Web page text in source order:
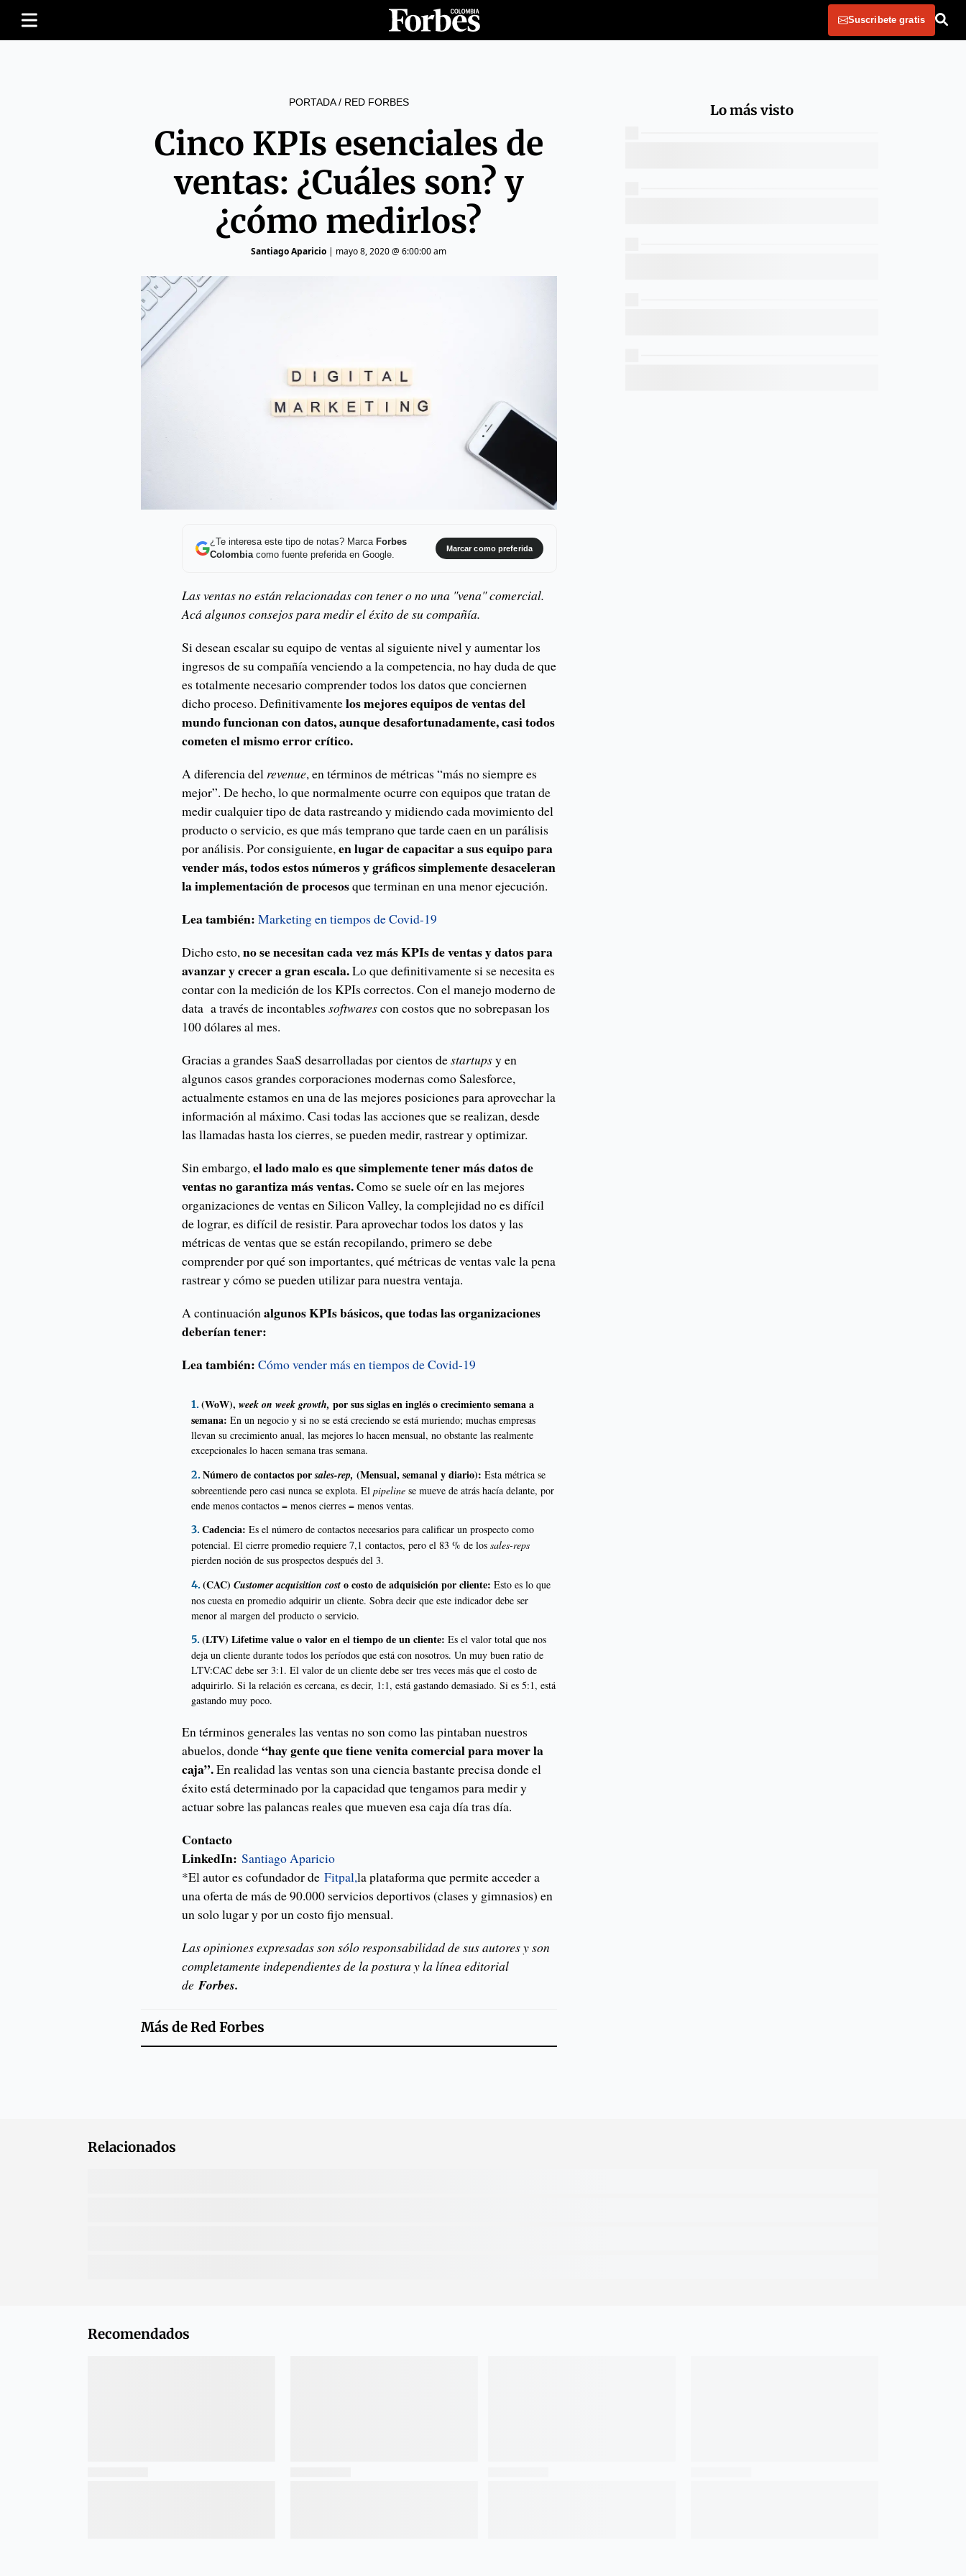
Suscribete gratis
PORTADA/ RED FORBES
Cinco KPIs esenciales de
ventas: ¿Cuáles son? y
¿cómo medirlos?
Santiago Aparicio | mayo 8, 2020 @ 6:00:00 am
¿Te interesa este tipo de notas? Marca Forbes
Colombiacomo fuente preferida en Google.
Marcar como preferida
Las ventas no están relacionadas con tener o no una "vena" comercial.
Acá algunos consejos para medir el éxito de su compañía.
Si desean escalar su equipo de ventas al siguiente nivel y aumentar los
ingresos de su compañía venciendo a la competencia, no hay duda de que
es totalmente necesario comprender todos los datos que conciernen
dicho proceso. Definitivamentelos mejores equipos de ventas del
mundo funcionan con datos, aunque desafortunadamente, casi todos
cometen el mismo error crítico.
A diferencia del revenue, en términos de métricas “más no siempre es
mejor”. De hecho, lo que normalmente ocurre con equipos que tratan de
medir cualquier tipo de data rastreando y midiendo cada movimiento del
producto o servicio, es que más temprano que tarde caen en un parálisis
por análisis. Por consiguiente,en lugar de capacitar a sus equipo para
vender más, todos estos números y gráficos simplemente desaceleran
la implementación de procesosque terminan en una menor ejecución.
Lea también:Marketing en tiempos de Covid-19
Dicho esto,no se necesitan cada vez más KPIs de ventas y datos para
avanzar y crecer a gran escala.Lo que definitivamente si se necesita es
contar con la medición de los KPIs correctos. Con el manejo moderno de
data a través de incontablessoftwarescon costos que no sobrepasan los
100 dólares al mes.
Gracias a grandes SaaS desarrolladas por cientos destartupsy en
algunos casos grandes corporaciones modernas como Salesforce,
actualmente estamos en una de las mejores posiciones para aprovechar la
información al máximo. Casi todas las acciones que se realizan, desde
las llamadas hasta los cierres, se pueden medir, rastrear y optimizar.
Sin embargo,el lado malo es que simplemente tener más datos de
ventas no garantiza más ventas.Como se suele oír en las mejores
organizaciones de ventas en Silicon Valley, la complejidad no es difícil
de lograr, es difícil de resistir. Para aprovechar todos los datos y las
métricas de ventas que se están recopilando, primero se debe
comprender por qué son importantes, qué métricas de ventas vale la pena
rastrear y cómo se pueden utilizar para nuestra ventaja.
A continuaciónalgunos KPIs básicos, que todas las organizaciones
deberían tener:
Lea también:Cómo vender más en tiempos de Covid-19
(WoW), week on week growth, por sus siglas en inglés o crecimiento semana a
semana: En un negocio y si no se está creciendo se está muriendo; muchas empresas
llevan su crecimiento anual, las mejores lo hacen mensual, no obstante las realmente
excepcionales lo hacen semana tras semana.
Número de contactos porsales-rep, (Mensual, semanal y diario): Esta métrica se
sobreentiende pero casi nunca se explota. El pipeline se mueve de atrás hacía delante, por
ende menos contactos = menos cierres = menos ventas.
Cadencia: Es el número de contactos necesarios para calificar un prospecto como
potencial. El cierre promedio requiere 7,1 contactos, pero el 83 % de los sales-reps
pierden noción de sus prospectos después del 3.
(CAC) Customer acquisition costo costo de adquisición por cliente: Esto es lo que
nos cuesta en promedio adquirir un cliente. Sobra decir que este indicador debe ser
menor al margen del producto o servicio.
(LTV) Lifetime value o valor en el tiempo de un cliente: Es el valor total que nos
deja un cliente durante todos los períodos que está con nosotros. Un muy buen ratio de
LTV:CAC debe ser 3:1. El valor de un cliente debe ser tres veces más que el costo de
adquirirlo. Si la relación es cercana, es decir, 1:1, está gastando demasiado. Si es 5:1, está
gastando muy poco.
En términos generales las ventas no son como las pintaban nuestros
abuelos, donde“hay gente que tiene venita comercial para mover la
caja”.En realidad las ventas son una ciencia bastante precisa donde el
éxito está determinado por la capacidad que tengamos para medir y
actuar sobre las palancas reales que mueven esa caja día tras día.
Contacto
LinkedIn: Santiago Aparicio
*El autor es cofundador deFitpal,la plataforma que permite acceder a
una oferta de más de 90.000 servicios deportivos (clases y gimnasios) en
un solo lugar y por un costo fijo mensual.
Las opiniones expresadas son sólo responsabilidad de sus autores y son
completamente independientes de la postura y la línea editorial
deForbes.
Más deRed Forbes
Lo más visto
Relacionados
Recomendados